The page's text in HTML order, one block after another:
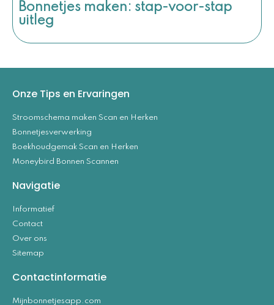
Bonnetjes maken: stap-voor-stap
uitleg
Onze Tips en Ervaringen
Stroomschema maken Scan en Herken
Bonnetjesverwerking
Boekhoudgemak Scan en Herken
Moneybird Bonnen Scannen
Navigatie
Informatief
Contact
Over ons
Sitemap
Contactinformatie
Mijnbonnetjesapp.com